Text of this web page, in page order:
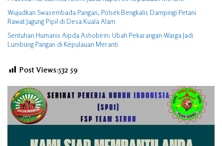
Wujudkan Swasembada Pangan, Polsek Bengkalis Dampingi Petani
Rawat Jagung Pipil di Desa Kuala Alam
Sentuhan Humanis Aipda Ashobirin: Ubah Pekarangan Warga Jadi
Lumbung Pangan di Kepulauan Meranti
Post Views:532 59